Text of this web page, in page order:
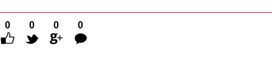
0 0 0
0
Comentários